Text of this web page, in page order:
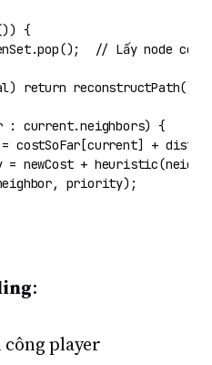
{
pop(); // Lấy node có
return reconstructPath();
: current.neighbors) {
= costSoFar[current] +
newCost + heuristic
priority);
:
player